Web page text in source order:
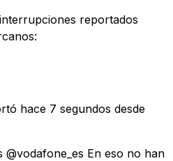
reportados
hace 7 segundos desde
@vodafone_es En eso no han